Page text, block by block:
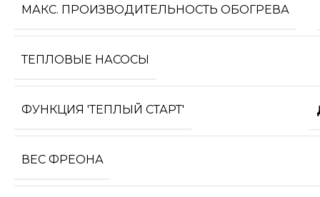
МАКС. ПРОИЗВОДИТЕЛЬНОСТЬ ОБОГРЕВА
ТЕПЛОВЫЕ НАСОСЫ
ФУНКЦИЯ 'ТЕПЛЫЙ СТАРТ'
ВЕС ФРЕОНА